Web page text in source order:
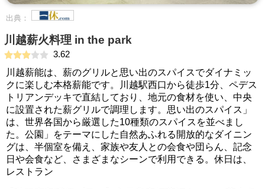
出典：
川越薪火料理 in the park
3.62
川越薪能は、薪のグリルと思い出のスパイスでダイナミッ
クに楽しむ本格薪能です。川越駅西口から徒歩1分、ペデス
トリアンデッキで直結しており、地元の食材を使い、中央
に設置された薪グリルで調理します。思い出のスパイス」
は、世界各国から厳選した10種類のスパイスを並べまし
た。公園」をテーマにした自然あふれる開放的なダイニン
グは、半個室を備え、家族や友人との会食や団らん、記念
日や会食など、さまざまなシーンで利用できる。休日は、
レストラン